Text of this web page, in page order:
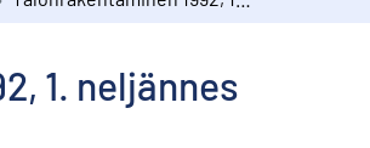
1. neljännes